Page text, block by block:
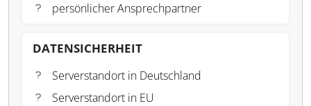
persönlicher Ansprechpartner
DATENSICHERHEIT
Serverstandort in Deutschland
Serverstandort in EU